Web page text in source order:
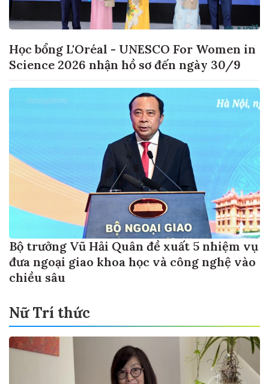
Học bổng L'Oréal - UNESCO For Women in
Science 2026 nhận hồ sơ đến ngày 30/9
Bộ trưởng Vũ Hải Quân đề xuất 5 nhiệm vụ
đưa ngoại giao khoa học và công nghệ vào
chiều sâu
Nữ Trí thức